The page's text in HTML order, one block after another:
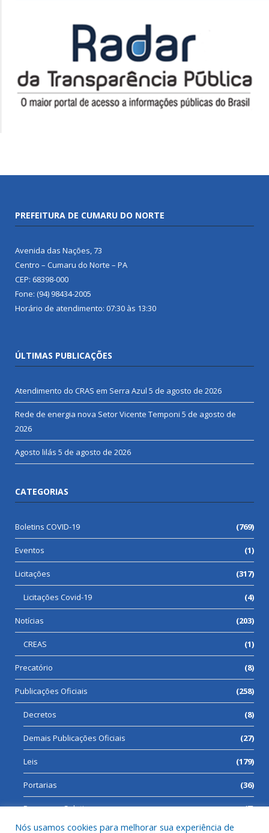
PREFEITURA DE CUMARU DO NORTE
Avenida das Nações, 73
Centro – Cumaru do Norte – PA
CEP: 68398-000
Fone: (94) 98434-2005
Horário de atendimento: 07:30 às 13:30
ÚLTIMAS PUBLICAÇÕES
Atendimento do CRAS em Serra Azul 5 de agosto de 2026
Rede de energia nova Setor Vicente Temponi 5 de agosto de
2026
Agosto lilás 5 de agosto de 2026
CATEGORIAS
Boletins COVID-19 (769)
Eventos (1)
Licitações (317)
Licitações Covid-19 (4)
Notícias (203)
CREAS (1)
Precatório (8)
Publicações Oficiais (258)
Decretos (8)
Demais Publicações Oficiais (27)
Leis (179)
Portarias (36)
Processos Seletivos (7)
Nós usamos cookies para melhorar sua experiência de